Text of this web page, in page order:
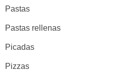
Pastas
Pastas rellenas
Picadas
Pizzas